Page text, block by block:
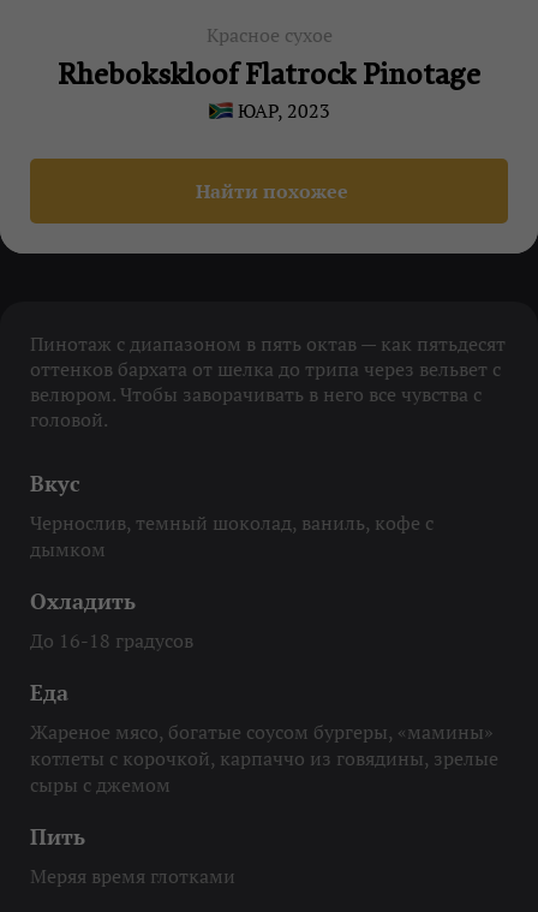
Красное сухое
Rhebokskloof Flatrock Pinotage
ЮАР, 2023
Найти похожее
Пинотаж с диапазоном в пять октав — как пятьдесят
оттенков бархата от шелка до трипа через вельвет с
велюром. Чтобы заворачивать в него все чувства с
головой.
Вкус
Чернослив, темный шоколад, ваниль, кофе с
дымком
Охладить
До 16-18 градусов
Еда
Жареное мясо, богатые соусом бургеры, «мамины»
котлеты с корочкой, карпаччо из говядины, зрелые
сыры с джемом
Пить
Меряя время глотками